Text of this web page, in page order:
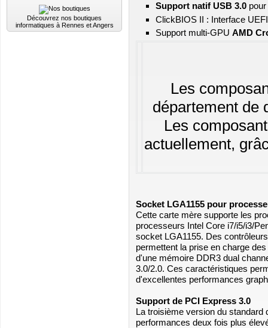
Découvrez nos boutiques
informatiques à Rennes et Angers
Support natif USB 3.0
ClickBIOS II : Interface
Support multi-GPU AMD
Les
département de
Les
actuellement,
Socket LGA1155 pour
Cette carte mère supporte les
processeurs Intel Core i7/i5/i3/
socket LGA1155. Des
permettent la prise en charge
d'une mémoire DDR3 dual
3.0/2.0. Ces caractéristiques
d'excellentes performances
Support de PCI Express 3.0
La troisième version du
performances deux fois plus